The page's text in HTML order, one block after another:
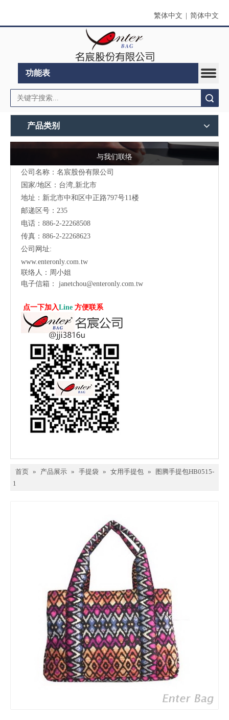
繁体中文 简体中文
功能表
产品类别
与我们联络
公司名称：名宸股份有限公司
国家/地区：台湾,新北市
地址：新北市中和区中正路797号11楼
邮递区号：235
电话：886-2-22268508
传真：886-2-22268623
公司网址:
www.enteronly.com.tw
联络人：周小姐
电子信箱： janetchou@enteronly.com.tw
点一下加入Line 方便联系
首页 » 产品展示 » 手提袋 » 女用手提包 »
图腾手提包HB0515-
1